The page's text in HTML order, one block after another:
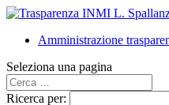
Amministrazione
Seleziona una pagina
Ricerca per: